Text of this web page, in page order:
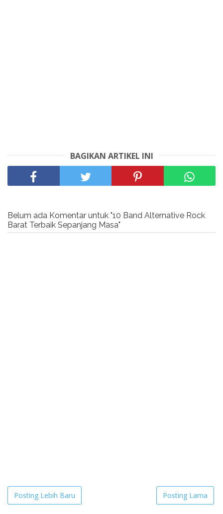
BAGIKAN ARTIKEL INI
Belum ada Komentar untuk "10 Band Alternative Rock
Barat Terbaik Sepanjang Masa"
Posting Lebih Baru Posting Lama